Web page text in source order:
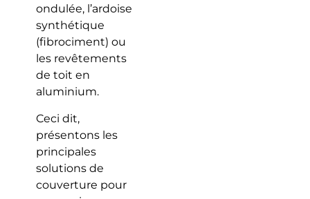
ondulée, l’ardoise
synthétique
(fibrociment) ou
les revêtements
de toit en
aluminium.
Ceci dit,
présentons les
principales
solutions de
couverture pour